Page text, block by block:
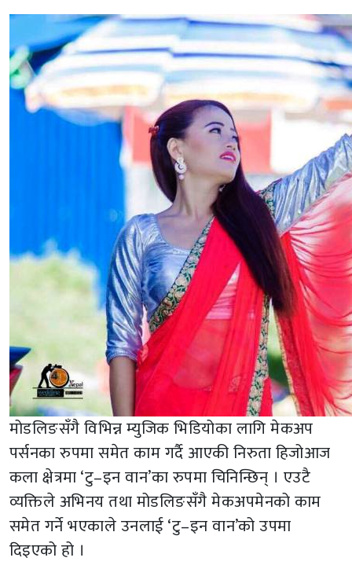
मोडलिङसँगै विभिन्न म्युजिक भिडियोका लागि मेकअप
पर्सनका रुपमा समेत काम गर्दै आएकी निरुता हिजोआज
कला क्षेत्रमा ‘टु–इन वान’का रुपमा चिनिन्छिन् । एउटै
व्यक्तिले अभिनय तथा मोडलिङसँगै मेकअपमेनको काम
समेत गर्ने भएकाले उनलाई ‘टु–इन वान’को उपमा
दिइएको हो ।